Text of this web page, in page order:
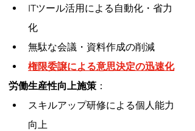
ITツール活用による自動化・省力
化
無駄な会議・資料作成の削減
権限委譲による意思決定の迅速化
労働生産性向上施策 ：
スキルアップ研修による個人能力
向上